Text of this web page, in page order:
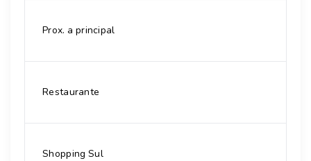
Prox. a principal
Restaurante
Shopping Sul